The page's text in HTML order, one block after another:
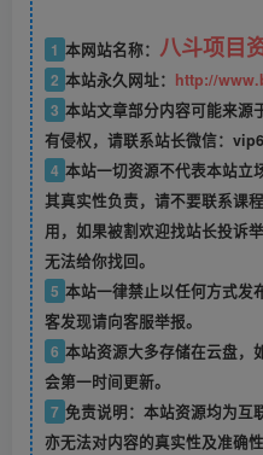
1 本网站名称： 八斗项目
2 本站永久网址： http://
3 本站文章部分内容可能来源
有侵权，请联系站长微信：
4 本站一切资源不代表本站立
其真实性负责，请不要联系课
用，如果被割欢迎找站长投诉
无法给你找回。
5 本站一律禁止以任何方式发
客发现请向客服举报。
6 本站资源大多存储在云盘，
会第一时间更新。
7 免责说明：本站资源均为互
亦无法对内容的真实性及准确